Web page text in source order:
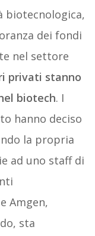
biotecnologica,
dei fondi
nel settore
privati stanno
biotech. I
hanno deciso
la propria
ad uno staff di
Amgen,
sta